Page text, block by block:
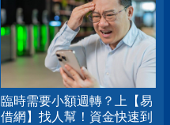
臨時需要小額週轉？上【易
借網】找人幫！資金快速到